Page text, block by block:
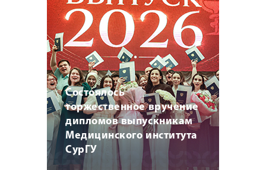
Состоялось
торжественное вручение
дипломов выпускникам
Медицинского института
СурГУ